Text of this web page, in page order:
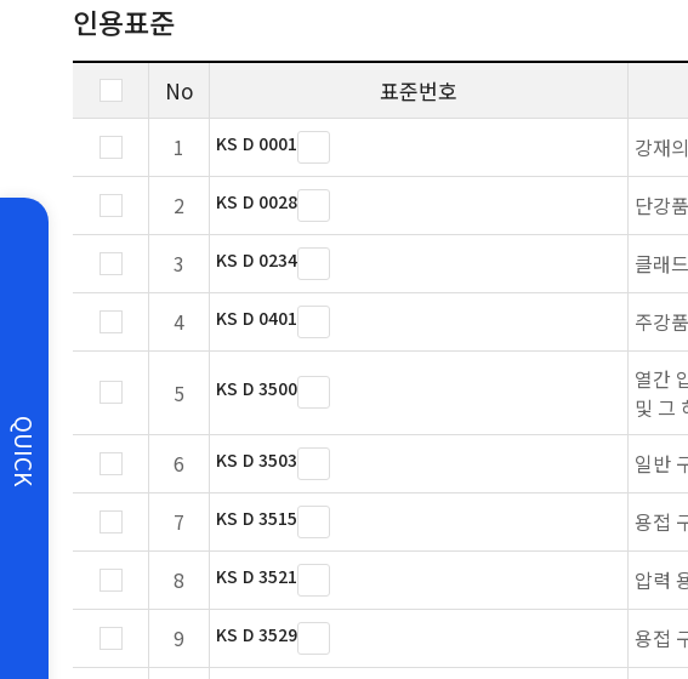
QUICK
인용표준
No 표준번호
1 KS D 0001 강재
2
KS D 0028 단강
3
KS D 0234 클래
4
KS D 0401 주강
5 KS D 3500
열간
및 그
6 KS D 3503 일반
7
KS D 3515 용접
8
KS D 3521 압력
9
KS D 3529 용접